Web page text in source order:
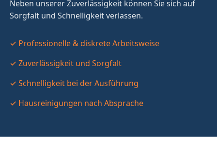
Neben unserer Zuverlässigkeit können Sie sich auf
Sorgfalt und Schnelligkeit verlassen.
✓ Professionelle & diskrete Arbeitsweise
✓ Zuverlässigkeit und Sorgfalt
✓ Schnelligkeit bei der Ausführung
✓ Hausreinigungen nach Absprache